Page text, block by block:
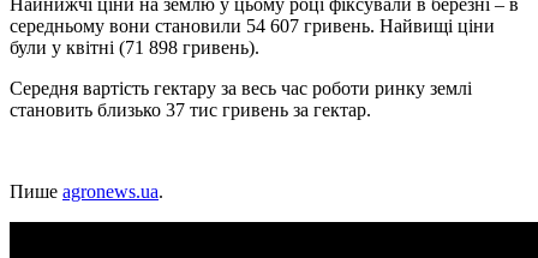
Найнижчі ціни на землю у цьому році фіксували в березні – в
середньому вони становили 54 607 гривень. Найвищі ціни
були у квітні (71 898 гривень).
Середня вартість гектару за весь час роботи ринку землі
становить близько 37 тис гривень за гектар.
Пише agronews.ua.